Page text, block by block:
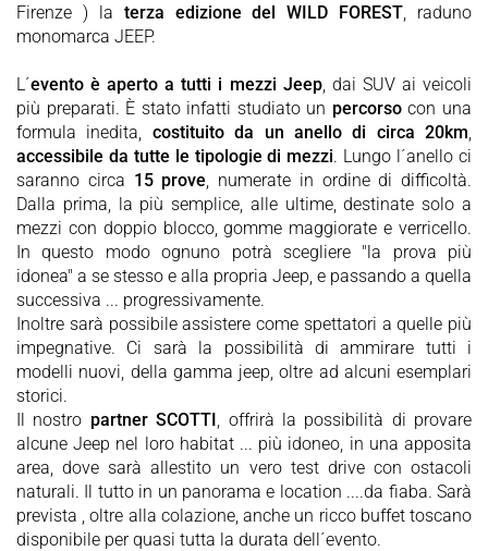
Firenze ) la terza edizione del WILD FOREST , raduno
monomarca JEEP.
L´evento è aperto a tutti i mezzi Jeep, dai SUV ai veicoli
più preparati. È stato infatti studiato un percorsocon una
formula inedita, costituito da un anello di circa 20km
accessibile da tutte le tipologie di mezzi. Lungo l´anello ci
saranno circa 15 prove , numerate in ordine di difficoltà.
Dalla prima, la più semplice, alle ultime, destinate solo a
mezzi con doppio blocco, gomme maggiorate e verricello.
In questo modo ognuno potrà scegliere "la prova più
idonea" a se stesso e alla propria Jeep, e passando a quella
successiva ... progressivamente.
Inoltre sarà possibile assistere come spettatori a quelle più
impegnative. Ci sarà la possibilità di ammirare tutti i
modelli nuovi, della gamma jeep, oltre ad alcuni esemplari
storici.
Il nostro partner SCOTTI , offrirà la possibilità di provare
alcune Jeep nel loro habitat ... più idoneo, in una apposita
area, dove sarà allestito un vero test drive con ostacoli
naturali. Il tutto in un panorama e location ....da fiaba. Sarà
prevista , oltre alla colazione, anche un ricco buffet toscano
disponibile per quasi tutta la durata dell´evento.